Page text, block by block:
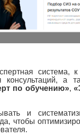
а
по обучению»,
и
чтобы